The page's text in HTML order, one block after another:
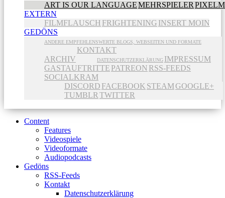
ART IS OUR LANGUAGEMEHRSPIELER
EXTERN
FILMFLAUSCH FRIGHTENING INSERT MOIN
GEDÖNS
ANDERE EMPFEHLENSWERTE BLOGS, WEBSEITEN UND FORMATE
ARCHIV
KONTAKT
DATENSCHUTZERKLÄRUNG IMPRESSUM
GASTAUFTRITTE PATREON RSS-FEEDS
SOCIALKRAM
DISCORD FACEBOOK STEAMGOOGLE+
TUMBLR TWITTER
Content
Features
Videospiele
Videoformate
Audiopodcasts
Gedöns
RSS-Feeds
Kontakt
Datenschutzerklärung